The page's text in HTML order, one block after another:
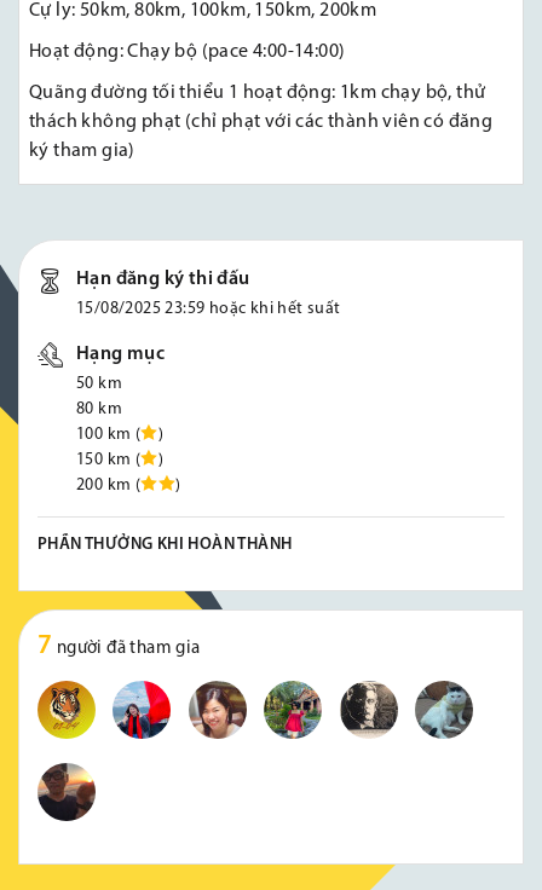
Cự ly: 50km, 80km, 100km, 150km, 200km
Hoạt động: Chạy bộ (pace 4:00-14:00)
Quãng đường tối thiểu 1 hoạt động: 1km chạy bộ, thử
thách không phạt (chỉ phạt với các thành viên có đăng
ký tham gia)
Hạn đăng ký thi đấu
15/08/2025 23:59 hoặc khi hết suất
Hạng mục
50 km
80 km
100 km (
)
150 km (
)
200 km (
)
PHẦN THƯỞNG KHI HOÀN THÀNH
7 người đã tham gia